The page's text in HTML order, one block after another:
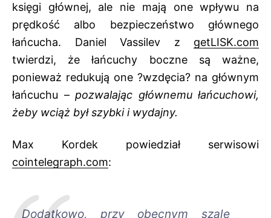
księgi głównej, ale nie mają one wpływu na
prędkość albo bezpieczeństwo głównego
łańcucha. Daniel Vassilev z getLISK.com
twierdzi, że łańcuchy boczne są ważne,
ponieważ redukują one ?wzdęcia? na głównym
łańcuchu – pozwalając głównemu łańcuchowi,
żeby wciąż był szybki i wydajny.
Max Kordek powiedział serwisowi
cointelegraph.com:
Dodatkowo, przy obecnym szale